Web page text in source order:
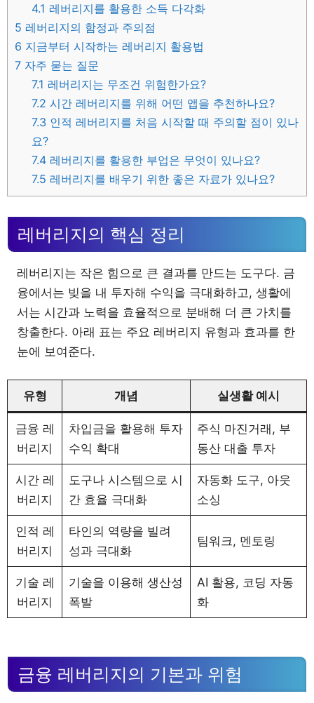
4.1 레버리지를 활용한 소득 다각화
5 레버리지의 함정과 주의점
6 지금부터 시작하는 레버리지 활용법
7 자주 묻는 질문
7.1 레버리지는 무조건 위험한가요?
7.2 시간 레버리지를 위해 어떤 앱을 추천하나요?
7.3 인적 레버리지를 처음 시작할 때 주의할 점이 있나
요?
7.4 레버리지를 활용한 부업은 무엇이 있나요?
7.5 레버리지를 배우기 위한 좋은 자료가 있나요?
레버리지의 핵심 정리
레버리지는 작은 힘으로 큰 결과를 만드는 도구다. 금
융에서는 빚을 내 투자해 수익을 극대화하고, 생활에
서는 시간과 노력을 효율적으로 분배해 더 큰 가치를
창출한다. 아래 표는 주요 레버리지 유형과 효과를 한
눈에 보여준다.
유형 개념 실생활 예시
금융 레
버리지
차입금을 활용해 투자
수익 확대
주식 마진거래, 부
동산 대출 투자
시간 레
버리지
도구나 시스템으로 시
간 효율 극대화
자동화 도구, 아웃
소싱
인적 레
버리지
타인의 역량을 빌려
성과 극대화
팀워크, 멘토링
기술 레
버리지
기술을 이용해 생산성
폭발
AI 활용, 코딩 자동
화
금융 레버리지의 기본과 위험